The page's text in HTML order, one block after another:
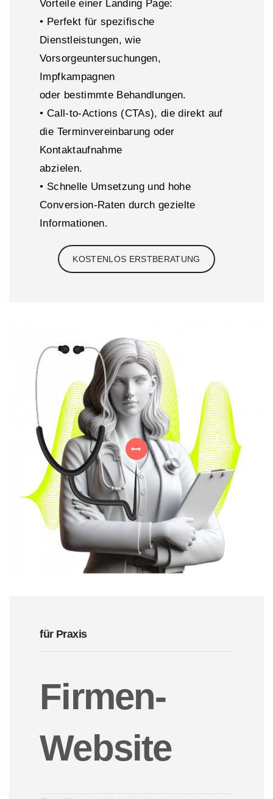
Vorteile einer Landing Page:
• Perfekt für spezifische
Dienstleistungen, wie
Vorsorgeuntersuchungen,
Impfkampagnen
oder bestimmte Behandlungen.
• Call-to-Actions (CTAs), die direkt auf
die Terminvereinbarung oder
Kontaktaufnahme
abzielen.
• Schnelle Umsetzung und hohe
Conversion-Raten durch gezielte
Informationen.
KOSTENLOS ERSTBERATUNG
für Praxis
Firmen-
Website